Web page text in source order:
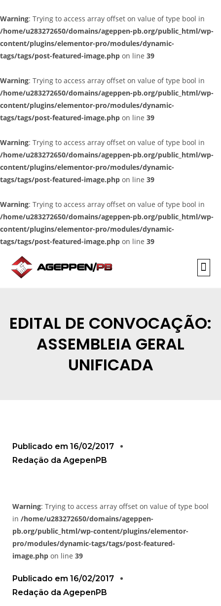
Warning: Trying to access array offset on value of type bool in
/home/u283272650/domains/ageppen-pb.org/public_html/wp-
content/plugins/elementor-pro/modules/dynamic-
tags/tags/post-featured-image.php on line 39
Warning: Trying to access array offset on value of type bool in
/home/u283272650/domains/ageppen-pb.org/public_html/wp-
content/plugins/elementor-pro/modules/dynamic-
tags/tags/post-featured-image.php on line 39
Warning: Trying to access array offset on value of type bool in
/home/u283272650/domains/ageppen-pb.org/public_html/wp-
content/plugins/elementor-pro/modules/dynamic-
tags/tags/post-featured-image.php on line 39
Warning: Trying to access array offset on value of type bool in
/home/u283272650/domains/ageppen-pb.org/public_html/wp-
content/plugins/elementor-pro/modules/dynamic-
tags/tags/post-featured-image.php on line 39
EDITAL DE CONVOCAÇÃO:
ASSEMBLEIA GERAL
UNIFICADA
Publicado em 16/02/2017
Redação da AgepenPB
Warning: Trying to access array offset on value of type bool
in /home/u283272650/domains/ageppen-
pb.org/public_html/wp-content/plugins/elementor-
pro/modules/dynamic-tags/tags/post-featured-
image.php on line 39
Publicado em 16/02/2017
Redação da AgepenPB